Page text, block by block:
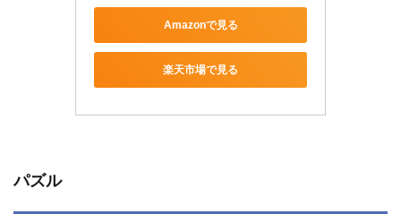
Amazonで見る
楽天市場で見る
パズル